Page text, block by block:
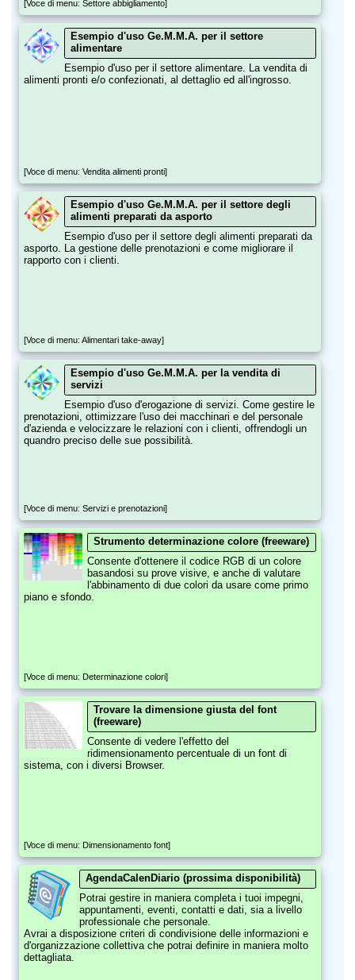
[Voce di menu: Settore abbigliamento]
Esempio d'uso Ge.M.M.A. per il settore
alimentare
Esempio d'uso per il settore alimentare. La vendita di
alimenti pronti e/o confezionati, al dettaglio ed all'ingrosso.
[Voce di menu: Vendita alimenti pronti]
Esempio d'uso Ge.M.M.A. per il settore degli
alimenti preparati da asporto
Esempio d'uso per il settore degli alimenti preparati da
asporto. La gestione delle prenotazioni e come migliorare il
rapporto con i clienti.
[Voce di menu: Alimentari take-away]
Esempio d'uso Ge.M.M.A. per la vendita di
servizi
Esempio d'uso d'erogazione di servizi. Come gestire le
prenotazioni, ottimizzare l'uso dei macchinari e del personale
d'azienda e velocizzare le relazioni con i clienti, offrendogli un
quandro preciso delle sue possibilità.
[Voce di menu: Servizi e prenotazioni]
Strumento determinazione colore (freeware)
Consente d'ottenere il codice RGB di un colore
basandosi su prove visive, e anche di valutare
l'abbinamento di due colori da usare come primo
piano e sfondo.
[Voce di menu: Determinazione colori]
Trovare la dimensione giusta del font
(freeware)
Consente di vedere l'effetto del
ridimensionamento percentuale di un font di
sistema, con i diversi Browser.
[Voce di menu: Dimensionamento font]
AgendaCalenDiario (prossima disponibilità)
Potrai gestire in maniera completa i tuoi impegni,
appuntamenti, eventi, contatti e dati, sia a livello
professionale che personale.
Avrai a disposizione criteri di condivisione delle informazioni e
d'organizzazione collettiva che potrai definire in maniera molto
dettagliata.